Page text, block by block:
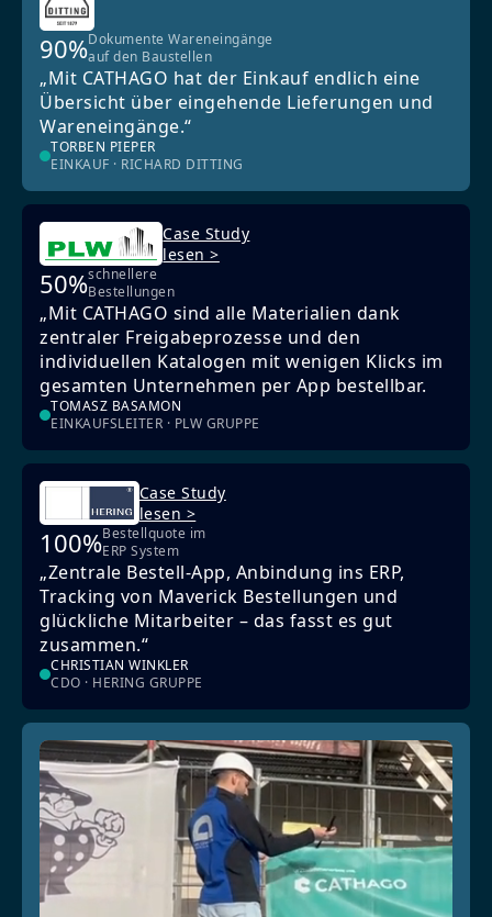
90%Dokumente Wareneingänge
auf den Baustellen
„Mit CATHAGO hat der Einkauf endlich eine
Übersicht über eingehende Lieferungen und
Wareneingänge.“
TORBEN PIEPER
EINKAUF · RICHARD DITTING
Case Study
lesen >
50%schnellere
Bestellungen
„Mit CATHAGO sind alle Materialien dank
zentraler Freigabeprozesse und den
individuellen Katalogen mit wenigen Klicks im
gesamten Unternehmen per App bestellbar.
TOMASZ BASAMON
EINKAUFSLEITER · PLW GRUPPE
Case Study
lesen >
100%Bestellquote im
ERP System
„Zentrale Bestell-App, Anbindung ins ERP,
Tracking von Maverick Bestellungen und
glückliche Mitarbeiter – das fasst es gut
zusammen.“
CHRISTIAN WINKLER
CDO · HERING GRUPPE